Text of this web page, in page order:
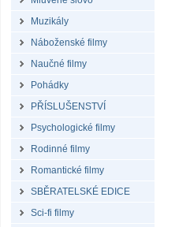
Muzikály
Náboženské filmy
Naučné filmy
Pohádky
PŘÍSLUŠENSTVÍ
Psychologické filmy
Rodinné filmy
Romantické filmy
SBĚRATELSKÉ EDICE
Sci-fi filmy